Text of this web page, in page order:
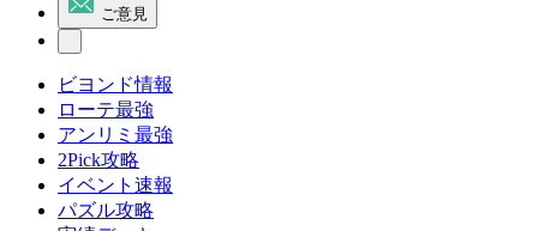
ご意見
ビヨンド情報
ローテ最強
アンリミ最強
2Pick攻略
イベント速報
パズル攻略